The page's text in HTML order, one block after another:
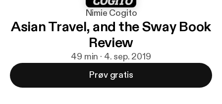
Nimie Cogito
Asian Travel, and the Sway Book
Review
49 min · 4. sep. 2019
Prøv gratis